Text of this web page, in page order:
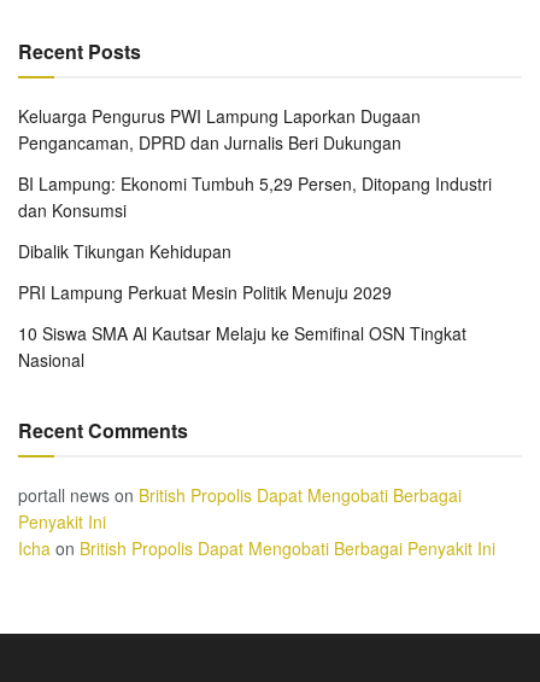
Recent Posts
Keluarga Pengurus PWI Lampung Laporkan Dugaan
Pengancaman, DPRD dan Jurnalis Beri Dukungan
BI Lampung: Ekonomi Tumbuh 5,29 Persen, Ditopang Industri
dan Konsumsi
Dibalik Tikungan Kehidupan
PRI Lampung Perkuat Mesin Politik Menuju 2029
10 Siswa SMA Al Kautsar Melaju ke Semifinal OSN Tingkat
Nasional
Recent Comments
portall news on British Propolis Dapat Mengobati Berbagai
Penyakit Ini
Icha on British Propolis Dapat Mengobati Berbagai Penyakit Ini